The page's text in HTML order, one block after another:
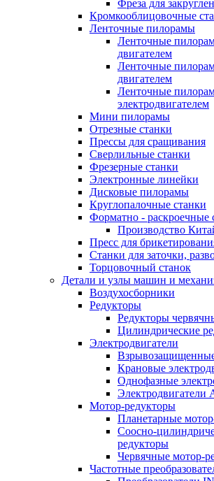
Фреза для
Кромкооблицовочные
Ленточные пилорамы
Ленточные
двигателем
Ленточные
двигателем
Ленточные
электродвигателем
Мини пилорамы
Отрезные станки
Прессы для сращивания
Сверлильные станки
Фрезерные станки
Электронные линейки
Дисковые пилорамы
Круглопалочные станки
Форматно - раскроечные
Производство
Пресс для
Станки для заточки,
Торцовочный станок
Детали и узлы машин и
Воздухосборники
Редукторы
Редукторы
Цилиндрические
Электродвигатели
Взрывозащищенные
Крановые
Однофазные
Электродвигатели
Мотор-редукторы
Планетарные
Соосно-
редукторы
Червячные мотор-
Частотные